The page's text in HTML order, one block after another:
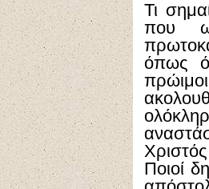
Τι
που
όπως
Ποιοί